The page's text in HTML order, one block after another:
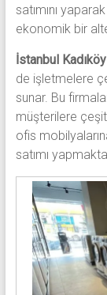
satımını
ekonomik bir
İstanbul
de işletmelere
sunar. Bu
müşterilere
ofis
satımı